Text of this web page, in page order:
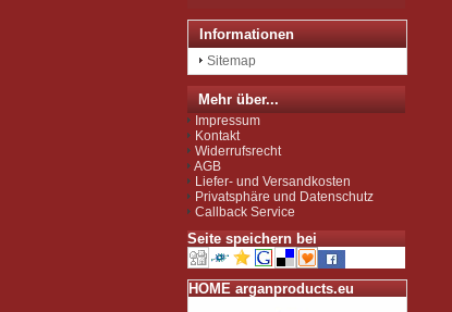
Handarbeit zu den wertvollen
Produkten wurden, wie Sie sie
bei uns kaufen können.
Wir sind zudem von der EU als
unterliegen der Kontrolle nach
der sog. Novel-Food-VO.
Seit Juli 2012 sind wir für das
Argan Speiseöl BIO-zertifiziert
gemäß EG-Öko-Verordnung
durch DE-ÖKO-037 (Marokko
Landwirtschaft)
Informationen
Sitemap
Mehr über...
Impressum
Kontakt
Widerrufsrecht
AGB
Liefer- und Versandkosten
Privatsphäre und Datenschutz
Callback Service
Seite speichern bei
HOME arganproducts.eu